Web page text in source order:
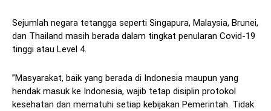
Sejumlah negara tetangga seperti Singapura, Malaysia, Brunei,
dan Thailand masih berada dalam tingkat penularan Covid-19
tinggi atau Level 4.
”Masyarakat, baik yang berada di Indonesia maupun yang
hendak masuk ke Indonesia, wajib tetap disiplin protokol
kesehatan dan mematuhi setiap kebijakan Pemerintah. Tidak